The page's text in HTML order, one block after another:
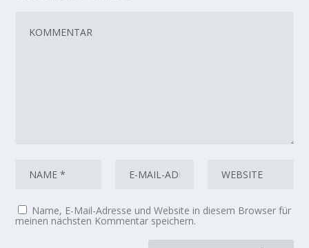
Name, E-Mail-Adresse und Website in diesem Browser für
meinen nächsten Kommentar speichern.